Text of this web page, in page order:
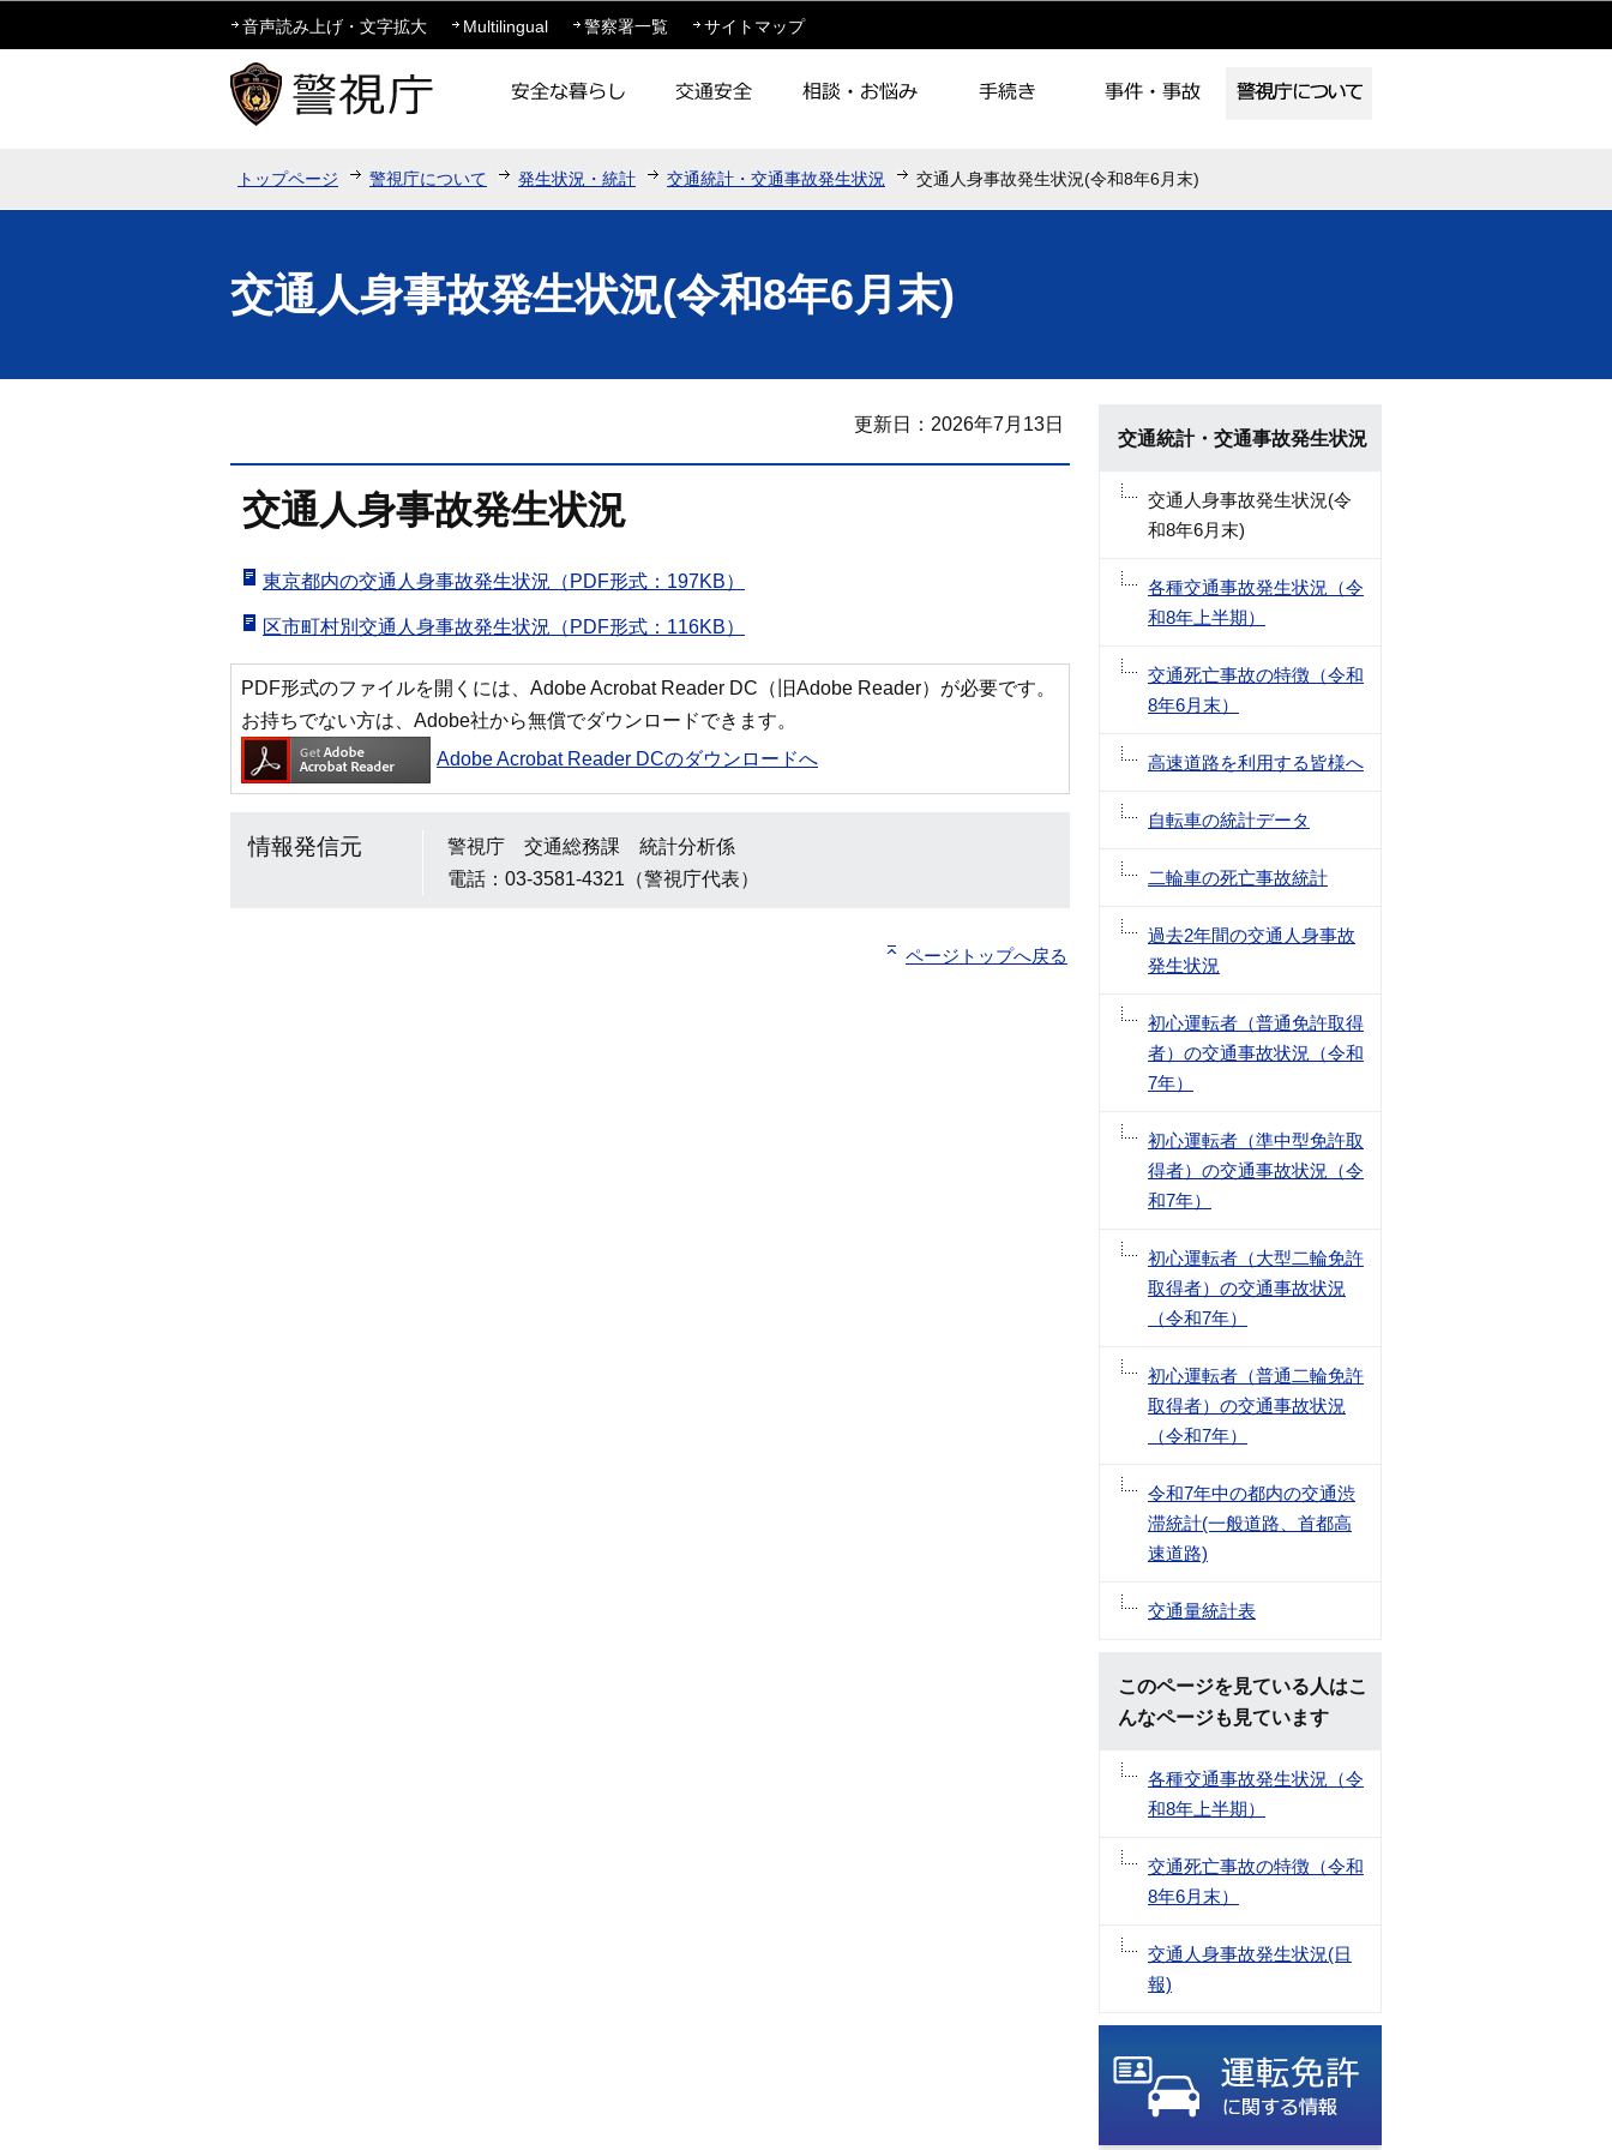
このページの本文へ移動
音声読み上げ・文字拡大 Multilingual 警察署一覧 サイトマップ
トップページ 警視庁について 発生状況・統計 交通統計・交通事故発生状況 交通人身事故発生状況(令和8年6月末)
交通人身事故発生状況(令和8年6月末)
更新日：2026年7月13日
交通人身事故発生状況
東京都内の交通人身事故発生状況（PDF形式：197KB）
区市町村別交通人身事故発生状況（PDF形式：116KB）
PDF形式のファイルを開くには、Adobe Acrobat Reader DC（旧Adobe Reader）が必要です。
お持ちでない方は、Adobe社から無償でダウンロードできます。
Adobe Acrobat Reader DCのダウンロードへ
情報発信元
警視庁 交通総務課 統計分析係
電話：03-3581-4321（警視庁代表）
ページトップへ戻る
交通統計・交通事故発生状況
交通人身事故発生状況(令
和8年6月末)
各種交通事故発生状況（令
和8年上半期）
交通死亡事故の特徴（令和
8年6月末）
高速道路を利用する皆様へ
自転車の統計データ
二輪車の死亡事故統計
過去2年間の交通人身事故
発生状況
初心運転者（普通免許取得
者）の交通事故状況（令和
7年）
初心運転者（準中型免許取
得者）の交通事故状況（令
和7年）
初心運転者（大型二輪免許
取得者）の交通事故状況
（令和7年）
初心運転者（普通二輪免許
取得者）の交通事故状況
（令和7年）
令和7年中の都内の交通渋
滞統計(一般道路、首都高
速道路)
交通量統計表
このページを見ている人はこ
んなページも見ています
各種交通事故発生状況（令
和8年上半期）
交通死亡事故の特徴（令和
8年6月末）
交通人身事故発生状況(日
報)